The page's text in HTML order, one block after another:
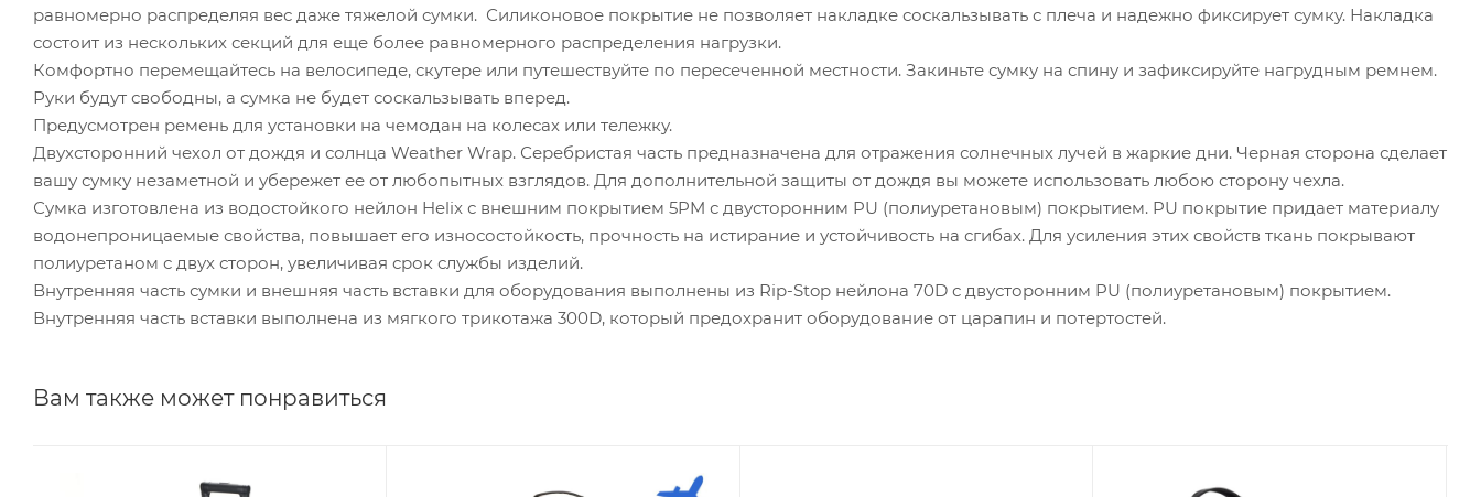
равномерно распределяя вес даже тяжелой сумки. Силиконовое покрытие не позволяет накладке соскальзывать с плеча и надежно фиксирует сумку. Накладка
состоит из нескольких секций для еще более равномерного распределения нагрузки.
Комфортно перемещайтесь на велосипеде, скутере или путешествуйте по пересеченной местности. Закиньте сумку на спину и зафиксируйте нагрудным ремнем.
Руки будут свободны, а сумка не будет соскальзывать вперед.
Предусмотрен ремень для установки на чемодан на колесах или тележку.
Двухсторонний чехол от дождя и солнца Weather Wrap. Серебристая часть предназначена для отражения солнечных лучей в жаркие дни. Черная сторона сделает
вашу сумку незаметной и убережет ее от любопытных взглядов. Для дополнительной защиты от дождя вы можете использовать любою сторону чехла.
Сумка изготовлена из водостойкого нейлон Helix с внешним покрытием 5PM с двусторонним PU (полиуретановым) покрытием. PU покрытие придает материалу
водонепроницаемые свойства, повышает его износостойкость, прочность на истирание и устойчивость на сгибах. Для усиления этих свойств ткань покрывают
полиуретаном с двух сторон, увеличивая срок службы изделий.
Внутренняя часть сумки и внешняя часть вставки для оборудования выполнены из Rip-Stop нейлона 70D с двусторонним PU (полиуретановым) покрытием.
Внутренняя часть вставки выполнена из мягкого трикотажа 300D, который предохранит оборудование от царапин и потертостей.
Вам также может понравиться